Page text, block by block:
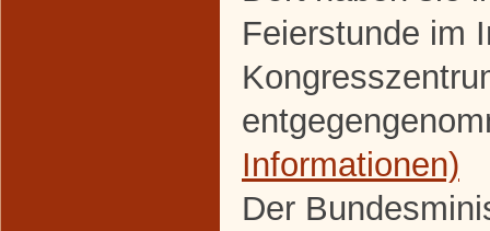
Feierstunde im
Informationen)
Der